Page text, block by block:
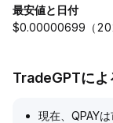
最安値と日付
$0.00000699（
TradeGPTによ
現在、QPAY